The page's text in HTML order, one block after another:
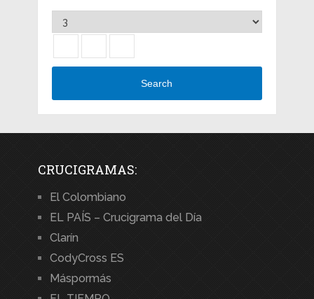
Search
CRUCIGRAMAS:
El Colombiano
EL PAÍS – Crucigrama del Día
Clarín
CodyCross ES
Máspormás